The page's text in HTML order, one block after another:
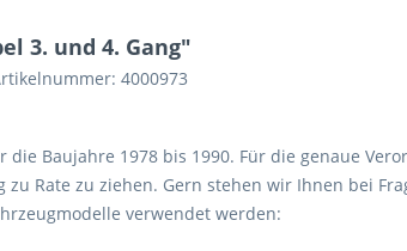
3. und 4. Gang"
4000973
Baujahre 1978 bis 1990. Für die genaue
Rate zu ziehen. Gern stehen wir Ihnen bei
verwendet werden: